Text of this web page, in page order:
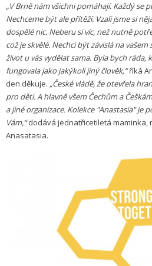
„V Brně nám všichni pomáhají. Každý se
Nechceme být ale přítěží. Vzali jsme si
dospělé nic. Neberu si víc, než nutně
což je skvělé. Nechci být závislá na
život u vás vydělat sama. Byla bych ráda,
fungovala jako jakýkoli jiný člověk,“říká
den děkuje. „České vládě, že otevřela
pro děti. A hlavně všem Čechům a
a jiné organizace. Kolekce "Anastasia" je
Vám,“dodává jednatřicetiletá maminka,
Anasatasia.